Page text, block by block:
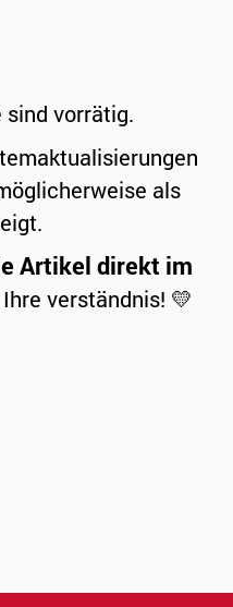
vorrätig.
als
Artikel direkt im
verständnis! 💛